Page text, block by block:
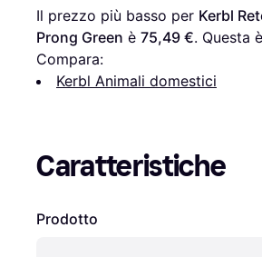
Il prezzo più basso per Kerbl
Prong Green è 75,49 €. Questa
Compara:
Kerbl Animali domestici
Caratteristiche
Prodotto